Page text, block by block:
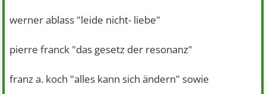
werner ablass "leide nicht- liebe"
pierre franck "das gesetz der resonanz"
franz a. koch "alles kann sich ändern" sowie